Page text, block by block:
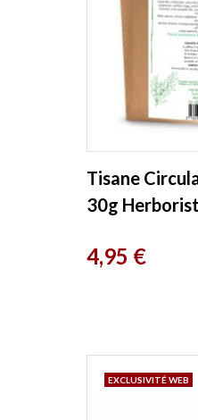
Tisane
30g
Prix
4,95 €
EXCLUSIVITÉ WEB